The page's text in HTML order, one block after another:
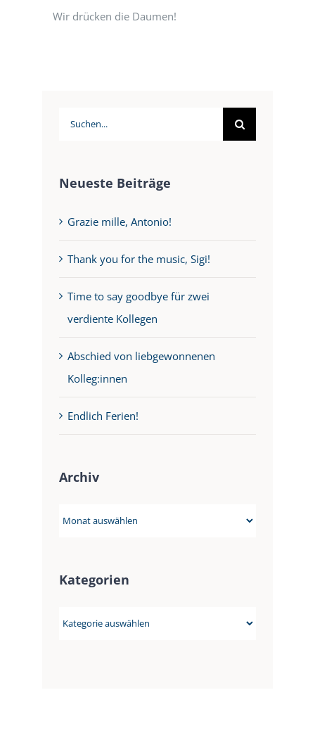
Wir drücken die Daumen!
Suche
Neueste Beiträge
Grazie mille, Antonio!
Thank you for the music, Sigi!
Time to say goodbye für zwei
verdiente Kollegen
Abschied von liebgewonnenen
Kolleg:innen
Endlich Ferien!
Archiv
Archiv
Kategorien
Kategorien